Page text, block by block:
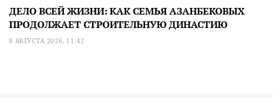
ДЕЛО ВСЕЙ ЖИЗНИ: КАК СЕМЬЯ АЗАНБЕКОВЫХ
ПРОДОЛЖАЕТ СТРОИТЕЛЬНУЮ ДИНАСТИЮ
8 АВГУСТА 2026, 11:42